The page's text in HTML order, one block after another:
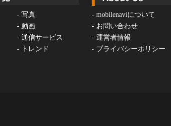
- 写真
- 動画
- 通信サービス
-
トレンド
- mobilenaviについて
- お問い合わせ
- 運営者情報
- プライバシーポリシー